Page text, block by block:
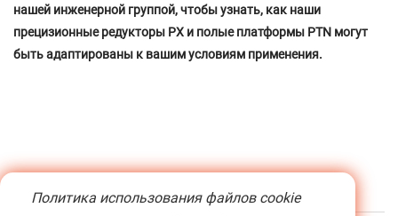
нашей инженерной группой, чтобы узнать, как наши
прецизионные редукторы PX и полые платформы PTN могут
быть адаптированы к вашим условиям применения.
Политика использования файлов cookie